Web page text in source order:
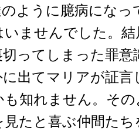
ように臆病にな
ませんでした。
ってしまった罪
出てマリアが証
も知れません。そ
たと喜ぶ仲間た